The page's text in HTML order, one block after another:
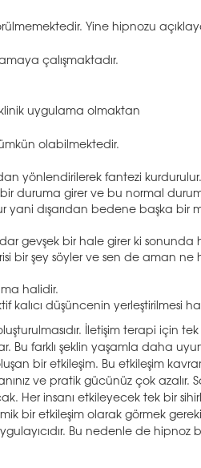
Yine hipnozu
çalışmaktadır.
uygulama olmaktan
olabilmektedir.
yönlendirilerek fantezi kurdurulur.
duruma girer ve bu normal
yani dışarıdan bedene başka bir
gevşek bir hale girer ki sonunda
bir şey söyler ve sen de aman ne
halidir.
kalıcı düşüncenin yerleştirilmesi
İletişim terapi için tek
Bu farklı şeklin yaşamla daha
bir etkileşim. Bu etkileşim
ve pratik gücünüz çok azalır.
Her insanı etkileyecek tek bir
bir etkileşim olarak görmek
Bu nedenle de hipnoz